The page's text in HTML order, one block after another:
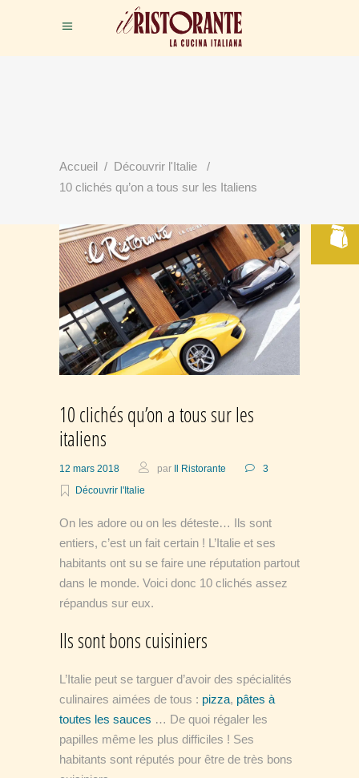
Accueil / Découvrir l'Italie
/
10 clichés qu’on a tous sur les Italiens
10 clichés qu’on a tous sur les
italiens
12 mars 2018 par Il Ristorante
3
Découvrir l'Italie
On les adore ou on les déteste… Ils sont
entiers, c’est un fait certain ! L’Italie et ses
habitants ont su se faire une réputation partout
dans le monde. Voici donc 10 clichés assez
répandus sur eux.
Ils sont bons cuisiniers
L’Italie peut se targuer d’avoir des spécialités
culinaires aimées de tous : pizza, pâtes à
toutes les sauces … De quoi régaler les
papilles même les plus difficiles ! Ses
habitants sont réputés pour être de très bons
VOTRE TABLE